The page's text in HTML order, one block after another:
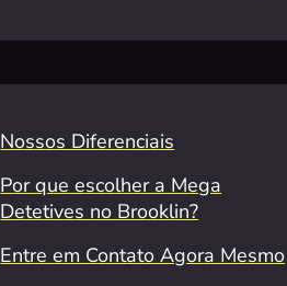
Nossos Diferenciais
Por que escolher a Mega
Detetives no Brooklin?
Entre em Contato Agora Mesmo